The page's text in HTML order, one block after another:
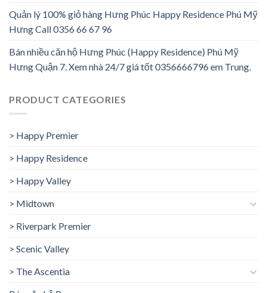
Quản lý 100% giỏ hàng Hưng Phúc Happy Residence Phú Mỹ
Hưng Call 0356 66 67 96
Bán nhiều căn hộ Hưng Phúc (Happy Residence) Phú Mỹ
Hưng Quận 7. Xem nhà 24/7 giá tốt 0356666796 em Trung.
PRODUCT CATEGORIES
> Happy Premier
> Happy Residence
> Happy Valley
> Midtown
> Riverpark Premier
> Scenic Valley
> The Ascentia